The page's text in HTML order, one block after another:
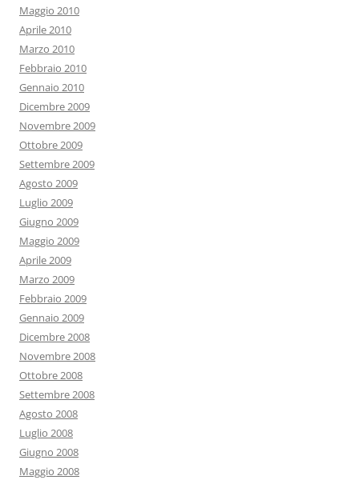
Maggio 2010
Aprile 2010
Marzo 2010
Febbraio 2010
Gennaio 2010
Dicembre 2009
Novembre 2009
Ottobre 2009
Settembre 2009
Agosto 2009
Luglio 2009
Giugno 2009
Maggio 2009
Aprile 2009
Marzo 2009
Febbraio 2009
Gennaio 2009
Dicembre 2008
Novembre 2008
Ottobre 2008
Settembre 2008
Agosto 2008
Luglio 2008
Giugno 2008
Maggio 2008